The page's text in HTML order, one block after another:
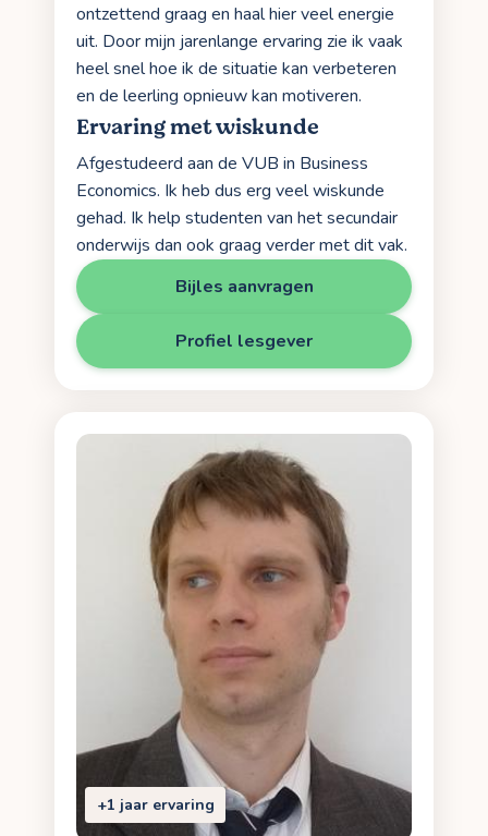
ontzettend graag en haal hier veel energie
uit. Door mijn jarenlange ervaring zie ik vaak
heel snel hoe ik de situatie kan verbeteren
en de leerling opnieuw kan motiveren.
Ervaring met wiskunde
Afgestudeerd aan de VUB in Business
Economics. Ik heb dus erg veel wiskunde
gehad. Ik help studenten van het secundair
onderwijs dan ook graag verder met dit vak.
Bijles aanvragen
Profiel lesgever
+1 jaar ervaring